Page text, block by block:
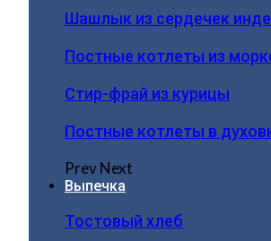
Шашлык из сердечек
Постные котлеты из
Стир-фрай из курицы
Постные котлеты в
PrevNext
Выпечка
Тостовый хлеб